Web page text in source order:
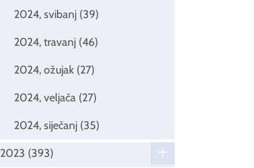
2024, svibanj (39)
2024, travanj (46)
2024, ožujak (27)
2024, veljača (27)
2024, siječanj (35)
2023 (393)